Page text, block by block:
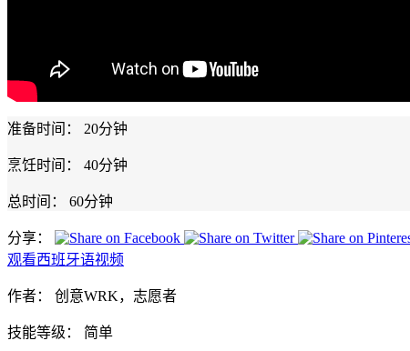
准备时间： 20分钟
烹饪时间： 40分钟
总时间： 60分钟
分享：
观看西班牙语视频
作者： 创意WRK，志愿者
技能等级： 简单